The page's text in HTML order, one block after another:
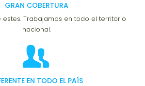
GRAN COBERTURA
estes. Trabajamos en todo el territorio
nacional.
EN TODO EL PAÍS